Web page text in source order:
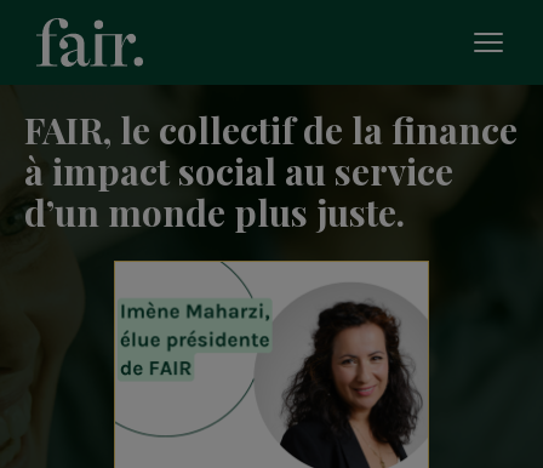
le
FAIR, le collectif de la finance
à impact social au service
d’un monde plus juste.